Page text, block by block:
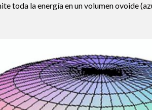
toda la energía en un volumen ovoide